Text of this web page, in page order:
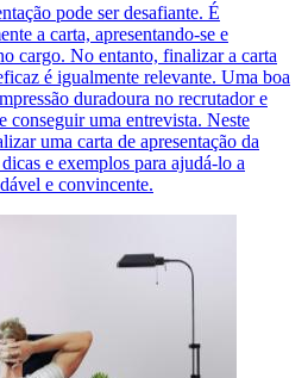
pode ser desafiante. É
a carta, apresentando-se e
cargo. No entanto, finalizar a carta
é igualmente relevante. Uma boa
duradoura no recrutador e
conseguir uma entrevista. Neste
uma carta de apresentação da
e exemplos para ajudá-lo a
e convincente.